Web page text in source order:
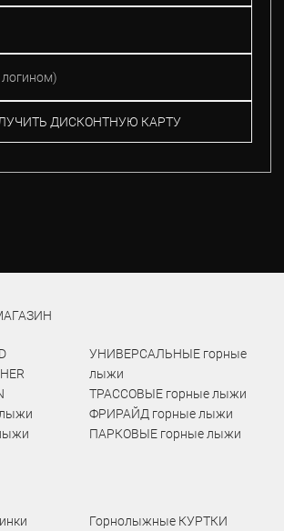
ДИСКОНТНУЮ КАРТУ
УНИВЕРСАЛЬНЫЕ горные
лыжи
ТРАССОВЫЕ горные лыжи
ФРИРАЙД горные лыжи
ПАРКОВЫЕ горные лыжи
Горнолыжные КУРТКИ